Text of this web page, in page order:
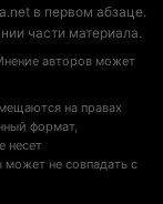
в первом абзаце.
части материала.
авторов может
на правах
формат,
несет
может не совпадать с